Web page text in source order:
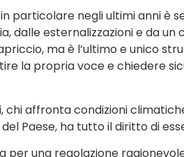
particolare negli ultimi anni è
dalle esternalizzazioni e da
ma è l’ultimo e unico
la propria voce e chiedere
chi affronta condizioni
Paese, ha tutto il diritto di
per una regolazione